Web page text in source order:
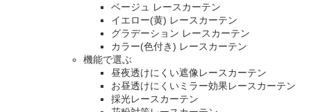
ベージュ レースカーテン
イエロー(黄) レースカーテン
グラデーション レースカーテン
カラー(色付き) レースカーテン
機能で選ぶ
昼夜透けにくい遮像レースカーテン
お昼透けにくいミラー効果レースカーテン
採光レースカーテン